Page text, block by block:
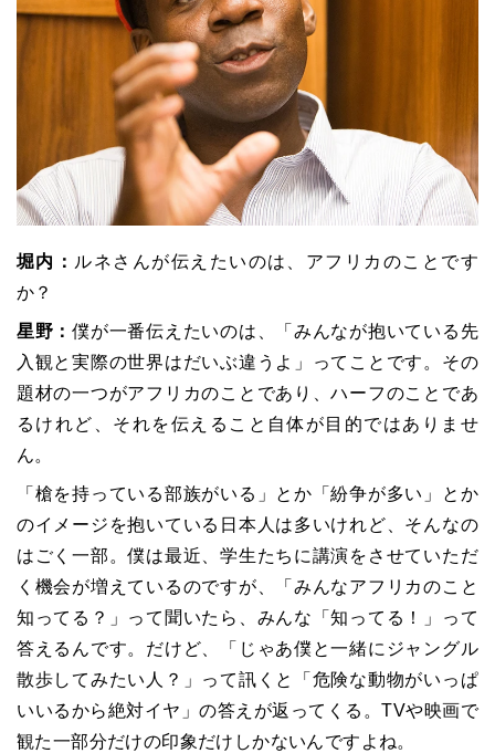
堀内： ルネさんが伝えたいのは、アフリカのことです
か？
星野：僕が一番伝えたいのは、「みんなが抱いている先
入観と実際の世界はだいぶ違うよ」ってことです。その
題材の一つがアフリカのことであり、ハーフのことであ
るけれど、それを伝えること自体が目的ではありませ
ん。
「槍を持っている部族がいる」とか「紛争が多い」とか
のイメージを抱いている日本人は多いけれど、そんなの
はごく一部。僕は最近、学生たちに講演をさせていただ
く機会が増えているのですが、「みんなアフリカのこと
知ってる？」って聞いたら、みんな「知ってる！」って
答えるんです。だけど、「じゃあ僕と一緒にジャングル
散歩してみたい人？」って訊くと「危険な動物がいっぱ
いいるから絶対イヤ」の答えが返ってくる。TVや映画で
観た一部分だけの印象だけしかないんですよね。